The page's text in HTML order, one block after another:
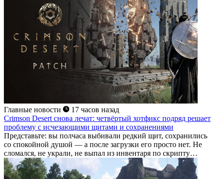
Главные новости
17 часов назад
Crimson Desert снова лечат: четвёртый хотфикс подряд решает
проблему с исчезающими щитами и сохранениями
Представьте: вы полчаса выбивали редкий щит, сохранились
со спокойной душой — а после загрузки его просто нет. Не
сломался, не украли, не выпал из инвентаря по скрипту
квеста. Он исчез, потому что вы перед этим переключились на
парные клинки. Именно...